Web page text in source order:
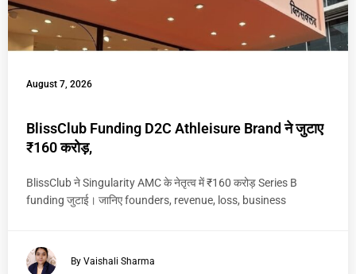
August 7, 2026
BlissClub Funding D2C Athleisure Brand ने जुटाए
₹160 करोड़,
BlissClub ने Singularity AMC के नेतृत्व में ₹160 करोड़ Series B
funding जुटाई। जानिए founders, revenue, loss, business
By Vaishali Sharma